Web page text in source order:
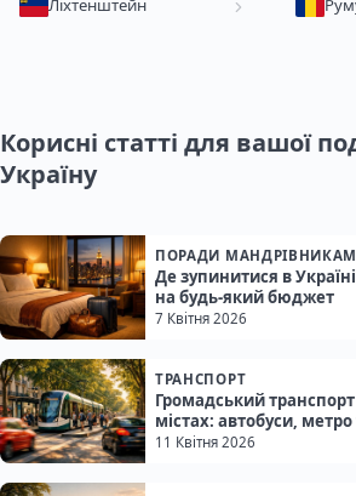
Ліхтенштейн
Корисні статті для вашої
Україну
ПОРАДИ МАНДРІВНИКАМ
Де зупинитися в
на будь-який бюджет
7 Квітня 2026
ТРАНСПОРТ
Громадський
містах: автобуси,
11 Квітня 2026